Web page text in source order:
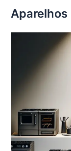
Aparelhos